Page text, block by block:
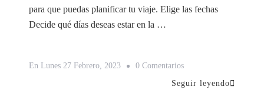
para que puedas planificar tu viaje. Elige las fechas
Decide qué días deseas estar en la …
En Lunes 27 Febrero, 2023 0 ComentariosEn
Planifica
Seguir leyendo